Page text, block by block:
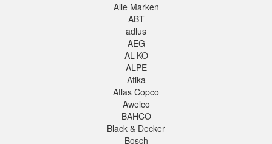
Alle Marken
ABT
adlus
AEG
AL-KO
ALPE
Atika
Atlas Copco
Awelco
BAHCO
Black & Decker
Bosch